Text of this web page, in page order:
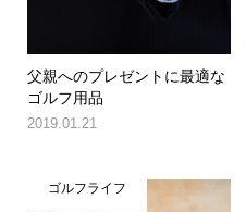
父親へのプレゼントに最適な
ゴルフ用品
2019.01.21
ゴルフライフ